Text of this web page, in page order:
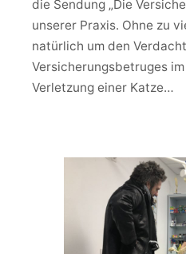
die Sendung „Die
unserer Praxis. Ohne zu
natürlich um den
Versicherungsbetruges
Verletzung einer Katze…